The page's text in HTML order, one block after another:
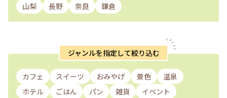
山梨
長野 奈良 鎌倉
ジャンルを指定して絞り込む
カフェ スイーツ おみやげ 景色
温泉
ホテル
ごはん パン 雑貨 イベント